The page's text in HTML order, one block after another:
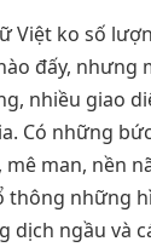
Việt ko số
đấy, nhưng
nhiều giao
Có những
man, nền
thông những
dịch ngầu và